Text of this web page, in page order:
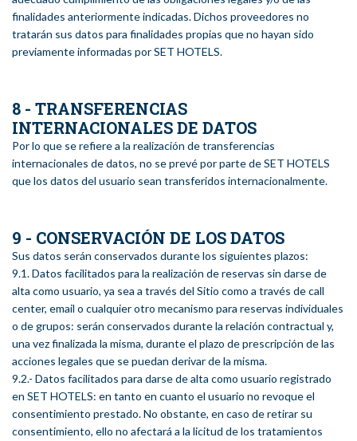
finalidades anteriormente indicadas. Dichos proveedores no
tratarán sus datos para finalidades propias que no hayan sido
previamente informadas por SET HOTELS.
8 - TRANSFERENCIAS
INTERNACIONALES DE DATOS
Por lo que se refiere a la realización de transferencias
internacionales de datos, no se prevé por parte de SET HOTELS
que los datos del usuario sean transferidos internacionalmente.
9 - CONSERVACIÓN DE LOS DATOS
Sus datos serán conservados durante los siguientes plazos:
9.1. Datos facilitados para la realización de reservas sin darse de
alta como usuario, ya sea a través del Sitio como a través de call
center, email o cualquier otro mecanismo para reservas individuales
o de grupos: serán conservados durante la relación contractual y,
una vez finalizada la misma, durante el plazo de prescripción de las
acciones legales que se puedan derivar de la misma.
9.2.- Datos facilitados para darse de alta como usuario registrado
en SET HOTELS: en tanto en cuanto el usuario no revoque el
consentimiento prestado. No obstante, en caso de retirar su
consentimiento, ello no afectará a la licitud de los tratamientos